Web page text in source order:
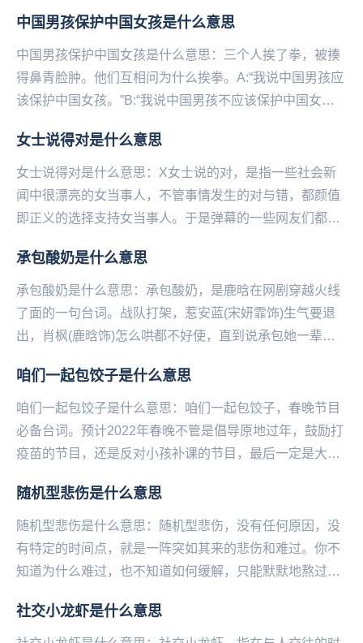
内...
中国男孩保护中国女孩是什么意思
中国男孩保护中国女孩是什么意思：三个人挨了拳，被揍
得鼻青脸肿。他们互相问为什么挨拳。A:“我说中国男孩应
该保护中国女孩。”B:“我说中国男孩不应该保护中国女
女士说得对是什么意思
女士说得对是什么意思：X女士说的对，是指一些社会新
闻中很漂亮的女当事人，不管事情发生的对与错，都颜值
即正义的选择支持女当事人。于是弹幕的一些网友们都会
承包酸奶是什么意思
承包酸奶是什么意思：承包酸奶，是鹿晗在网剧穿越火线
了面的一句台词。战队打架，惹安蓝(宋妍霏饰)生气要退
出，肖枫(鹿晗饰)怎么哄都不好使，直到说承包她一辈子
咱们一起包饺子是什么意思
咱们一起包饺子是什么意思：咱们一起包饺子，春‌‌‌‌‌‌‌‌‌‌‌‌‌晚节目
必备台词。预计2022年春晚不管是倡导原地过年，鼓励打
疫苗的节目，还是反对小孩补课的节目，最后一定是大家
随机型悲伤是什么意思
随机型悲伤是什么意思：随机型悲伤，没有任何原因，没
有特定的时间点，就是一阵突如其来的悲伤和难过。你不
知道为什么难过，也不知道如何缓解，只能默默地熬过去
社交小龙虾是什么意思